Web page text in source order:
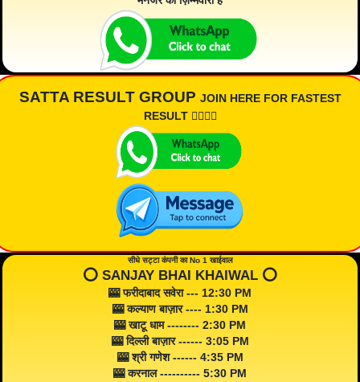
SATTA RESULT GROUP JOIN HERE FOR FASTEST
RESULT 👇🏾👇🏾
सीधे सट्टा कंपनी का No 1 खाईवाल
⭕️ SANJAY BHAI KHAIWAL ⭕️
🎰 फरीदाबाद सवेरा --- 12:30 PM
🎰 कल्याण बाज़ार ---- 1:30 PM
🎰 खाटू धाम -------- 2:30 PM
🎰 दिल्ली बाज़ार ------ 3:05 PM
🎰 श्री गणेश ------ 4:35 PM
🎰 करनाल ---------- 5:30 PM